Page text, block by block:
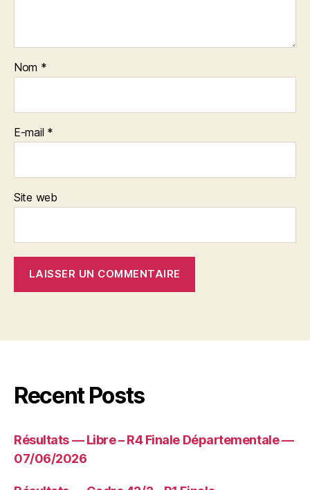
Nom *
E-mail *
Site web
Recent Posts
Résultats — Libre – R4 Finale Départementale —
07/06/2026